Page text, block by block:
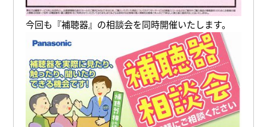
今回も『補聴器』の相談会を同時開催いたします。